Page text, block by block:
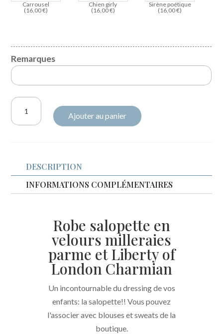
Carrousel
(16,00€)
Chien girly
(16,00€)
Sirène poétique
(16,00€)
Remarques
quantité
velours
parme
Ajouter au panier
DESCRIPTION
INFORMATIONS COMPLÉMENTAIRES
Robe salopette en
velours milleraies
parme et Liberty of
London Charmian
Un incontournable du dressing de vos
enfants: la salopette!! Vous pouvez
l'associer avec blouses et sweats de la
boutique.